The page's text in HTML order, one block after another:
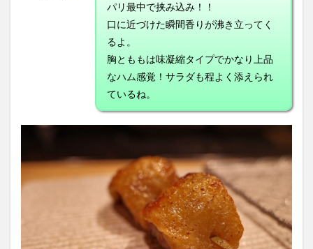
パリ最中で挟み込み！！
口に近づけた瞬間香りが沸き立ってく
るよ。
胸とももは味凝縮タイプでかなり上品
なハム感覚！サラダも程よく添えられ
ているね。